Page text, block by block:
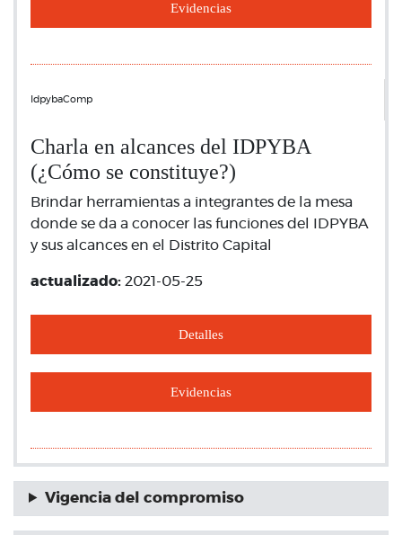
Evidencias
IdpybaComp
Charla en alcances del IDPYBA
(¿Cómo se constituye?)
Brindar herramientas a integrantes de la mesa
donde se da a conocer las funciones del IDPYBA
y sus alcances en el Distrito Capital
actualizado: 2021-05-25
Detalles
Evidencias
Vigencia del compromiso